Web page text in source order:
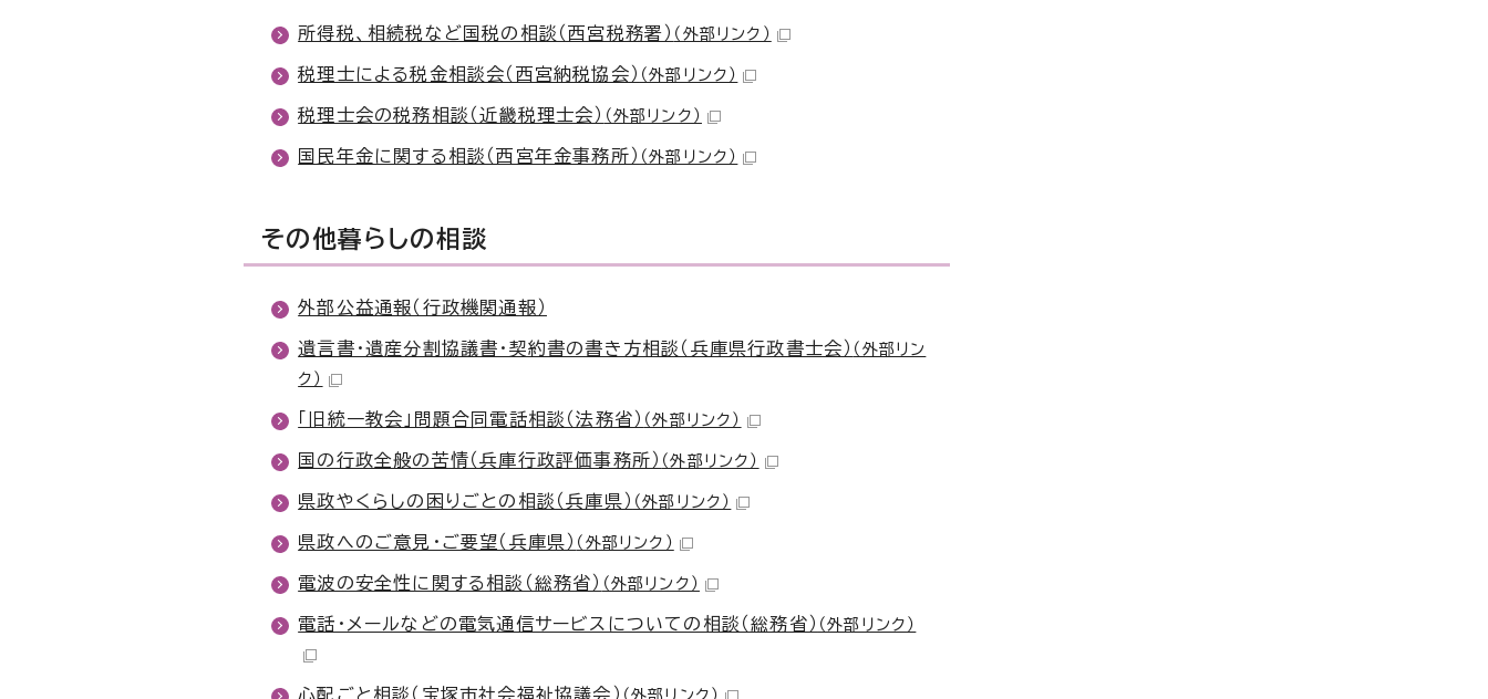
所得税、相続税など国税の相談（西宮税務署） （外部リンク）
税理士による税金相談会（西宮納税協会） （外部リンク）
税理士会の税務相談（近畿税理士会） （外部リンク）
国民年金に関する相談（西宮年金事務所） （外部リンク）
その他暮らしの相談
外部公益通報（行政機関通報）
遺言書・遺産分割協議書・契約書の書き方相談（兵庫県行政書士会） （外部リン
ク）
「旧統一教会」問題合同電話相談（法務省） （外部リンク）
国の行政全般の苦情（兵庫行政評価事務所） （外部リンク）
県政やくらしの困りごとの相談（兵庫県） （外部リンク）
県政へのご意見・ご要望（兵庫県） （外部リンク）
電波の安全性に関する相談（総務省） （外部リンク）
電話・メールなどの電気通信サービスについての相談（総務省） （外部リンク）
心配ごと相談（宝塚市社会福祉協議会） （外部リンク）